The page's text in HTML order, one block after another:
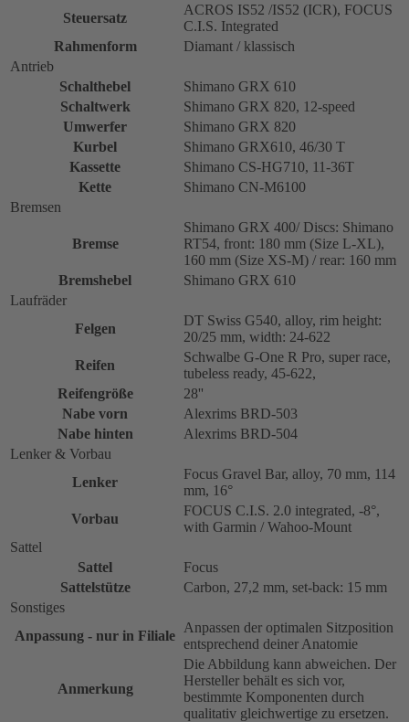
Steuersatz
ACROS IS52 /IS52 (ICR), FOCUS
C.I.S. Integrated
Rahmenform
Diamant / klassisch
Antrieb
Schalthebel
Shimano GRX 610
Schaltwerk
Shimano GRX 820, 12-speed
Umwerfer
Shimano GRX 820
Kurbel
Shimano GRX610, 46/30 T
Kassette
Shimano CS-HG710, 11-36T
Kette
Shimano CN-M6100
Bremsen
Bremse
Shimano GRX 400/ Discs: Shimano
RT54, front: 180 mm (Size L-XL),
160 mm (Size XS-M) / rear: 160 mm
Bremshebel
Shimano GRX 610
Laufräder
Felgen
DT Swiss G540, alloy, rim height:
20/25 mm, width: 24-622
Reifen
Schwalbe G-One R Pro, super race,
tubeless ready, 45-622,
Reifengröße
28''
Nabe vorn
Alexrims BRD-503
Nabe hinten
Alexrims BRD-504
Lenker & Vorbau
Lenker
Focus Gravel Bar, alloy, 70 mm, 114
mm, 16°
Vorbau
FOCUS C.I.S. 2.0 integrated, -8°,
with Garmin / Wahoo-Mount
Sattel
Sattel
Focus
Sattelstütze
Carbon, 27,2 mm, set-back: 15 mm
Sonstiges
Anpassung - nur in Filiale
Anpassen der optimalen Sitzposition
entsprechend deiner Anatomie
Anmerkung
Die Abbildung kann abweichen. Der
Hersteller behält es sich vor,
bestimmte Komponenten durch
qualitativ gleichwertige zu ersetzen.